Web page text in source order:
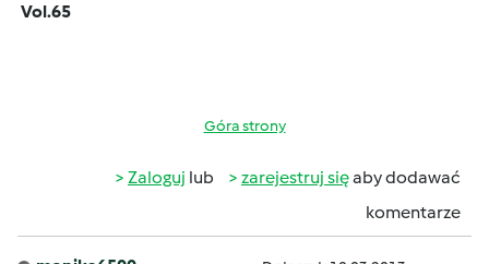
Vol.65
Góra strony
Zaloguj lub zarejestruj sięaby dodawać
komentarze